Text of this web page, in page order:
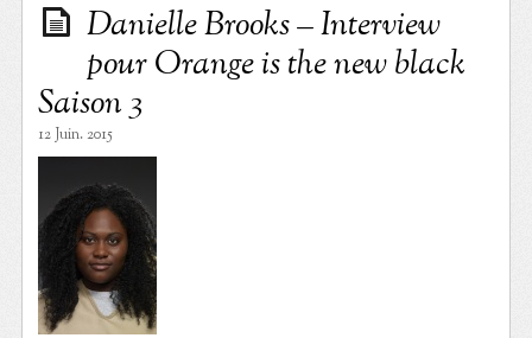
Danielle Brooks – Interview
pour Orange is the new black
Saison 3
12 Juin. 2015